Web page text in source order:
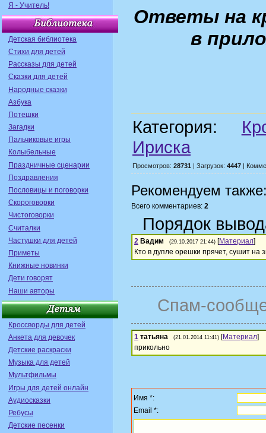
Я - Учитель!
Детская библиотека
Стихи для детей
Рассказы для детей
Сказки для детей
Народные сказки
Азбука
Потешки
Загадки
Пальчиковые игры
Колыбельные
Праздничные сценарии
Поздравления
Пословицы и поговорки
Скороговорки
Чистоговорки
Считалки
Частушки для детей
Приметы
Книжные новинки
Дети говорят
Наши авторы
Кроссворды для детей
Анкета для девочек
Детские раскраски
Музыка для детей
Мультфильмы
Игры для детей онлайн
Аудиосказки
Ребусы
Детские песенки
Ответы на
в
Категория:
Ириска
Просмотров: 28731 | Загрузок: 4447 |
Рекомендуем
Всего комментариев: 2
Порядок
2 Вадим (29.10.2017 21:44) [Материал]
Кто в дупле орешки прячет, сушит на
Спам-
1 татьяна (21.01.2014 11:41) [Материал]
прикольно
Имя *:
Email *: